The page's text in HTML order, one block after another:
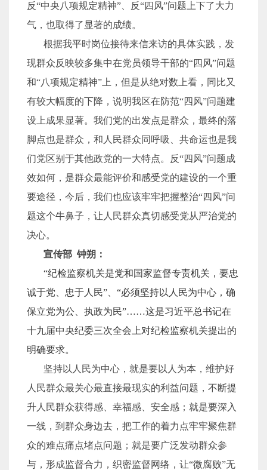
反“中央八项规定精神”、反“四风”问题上下了大力
气，也取得了显著的成绩。
根据我平时岗位接待来信来访的具体实践，发
现群众反映较多集中在党员领导干部的“四风”问题
和“八项规定精神”上，但是从绝对数上看，同比又
有较大幅度的下降，说明我区在防范“四风”问题建
设上成果显著。我们党的出发点是群众，最终的落
脚点也是群众，和人民群众同呼吸、共命运也是我
们党区别于其他政党的一大特点。反“四风”问题成
效如何，是群众最能评价和感受党的建设的一个重
要途径，今后，我们也应该牢牢把握整治“四风”问
题这个牛鼻子，让人民群众真切感受党从严治党的
决心。
宣传部 钟朔：
“纪检监察机关是党和国家监督专责机关，要忠
诚于党、忠于人民”、“必须坚持以人民为中心，确
保立党为公、执政为民”……这是习近平总书记在
十九届中央纪委三次全会上对纪检监察机关提出的
明确要求。
坚持以人民为中心，就是要以人为本，维护好
人民群众最关心最直接最现实的利益问题，不断提
升人民群众获得感、幸福感、安全感；就是要深入
一线，到群众身边去，把工作的着力点牢牢聚焦群
众的难点痛点堵点问题；就是要广泛发动群众参
与，形成监督合力，织密监督网络，让“微腐败”无